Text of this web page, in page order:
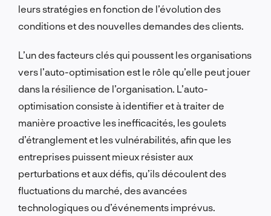
leurs stratégies en fonction de l’évolution des
conditions et des nouvelles demandes des clients.
L’un des facteurs clés qui poussent les organisations
vers l’auto-optimisation est le rôle qu’elle peut jouer
dans la résilience de l’organisation. L’auto-
optimisation consiste à identifier et à traiter de
manière proactive les inefficacités, les goulets
d’étranglement et les vulnérabilités, afin que les
entreprises puissent mieux résister aux
perturbations et aux défis, qu’ils découlent des
fluctuations du marché, des avancées
technologiques ou d’événements imprévus.